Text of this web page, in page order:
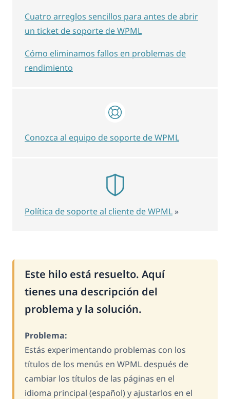
Este hilo está resuelto. Aquí
tienes una descripción del
problema y la solución.
Problema:
Estás experimentando problemas con los
títulos de los menús en WPML después de
cambiar los títulos de las páginas en el
idioma principal (español) y ajustarlos en el
Cuatro arreglos sencillos para antes de abrir
un ticket de soporte de WPML
Cómo eliminamos fallos en problemas de
rendimiento
Conozca al equipo de soporte de WPML
Política de soporte al cliente de WPML »